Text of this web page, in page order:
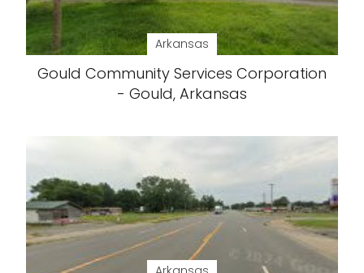
Arkansas
Gould Community Services Corporation
- Gould, Arkansas